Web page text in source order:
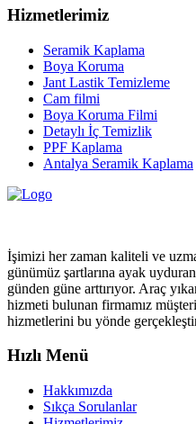
Hizmetlerimiz
Seramik Kaplama
Boya Koruma
Jant Lastik Temizleme
Cam filmi
Boya Koruma Filmi
Detaylı İç Temizlik
PPF Kaplama
Antalya Seramik Kaplama
İşimizi her zaman kaliteli ve
günümüz şartlarına ayak uyduran
günden güne arttırıyor. Araç
hizmeti bulunan firmamız
hizmetlerini bu yönde
Hızlı Menü
Hakkımızda
Sıkça Sorulanlar